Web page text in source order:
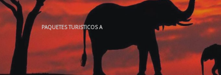
PAQUETES TURISTICOS A